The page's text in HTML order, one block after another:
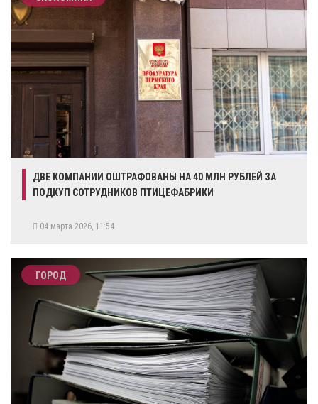
ДВЕ КОМПАНИИ ОШТРАФОВАНЫ НА 40 МЛН РУБЛЕЙ ЗА
ПОДКУП СОТРУДНИКОВ ПТИЦЕФАБРИКИ
04 марта 2026, 11:54
ГОРОД